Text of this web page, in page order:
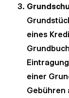
eines
einer
Gebühren